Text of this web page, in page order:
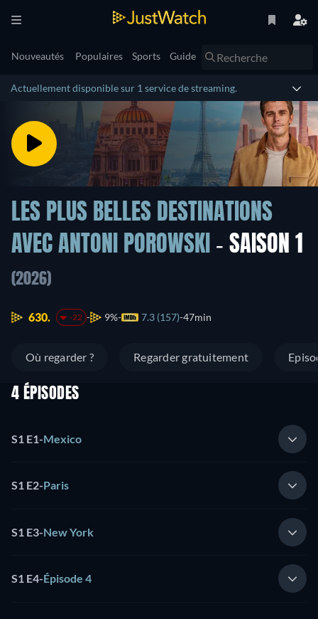
Nouveautés Populaires Sports Guide
Actuellement disponible sur 1 service de streaming.
LES PLUS BELLES DESTINATIONS
AVEC ANTONI POROWSKI - SAISON 1
(2026)
630. -22 9% 7.3 (157) 47min
Où regarder ? Regarder gratuitement
4 ÉPISODES
S1 E1-Mexico
S1 E2-Paris
S1 E3-New York
S1 E4-Épisode 4